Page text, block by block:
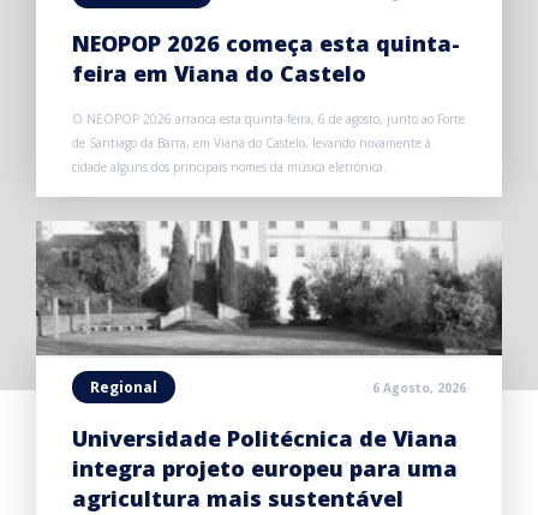
NEOPOP 2026 começa esta quinta-
feira em Viana do Castelo
O NEOPOP 2026 arranca esta quinta-feira, 6 de agosto, junto ao Forte
de Santiago da Barra, em Viana do Castelo, levando novamente à
cidade alguns dos principais nomes da música eletrónica.
Regional 6 Agosto, 2026
Universidade Politécnica de Viana
integra projeto europeu para uma
agricultura mais sustentável